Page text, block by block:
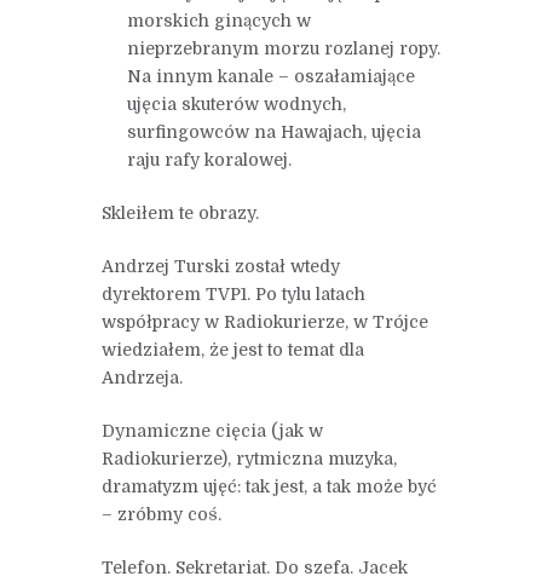
morskich ginących w
nieprzebranym morzu rozlanej ropy.
Na innym kanale – oszałamiające
ujęcia skuterów wodnych,
surfingowców na Hawajach, ujęcia
raju rafy koralowej.
Skleiłem te obrazy.
Andrzej Turski został wtedy
dyrektorem TVP1. Po tylu latach
współpracy w Radiokurierze, w Trójce
wiedziałem, że jest to temat dla
Andrzeja.
Dynamiczne cięcia (jak w
Radiokurierze), rytmiczna muzyka,
dramatyzm ujęć: tak jest, a tak może być
– zróbmy coś.
Telefon. Sekretariat. Do szefa. Jacek